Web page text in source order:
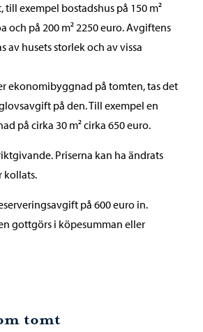
exempel bostadshus på 150 m²
och på 200 m² 2250 euro. Avgiftens
av husets storlek och av vissa
ekonomibyggnad på tomten, tas det
på den. Till exempel en
på cirka 30 m² cirka 650 euro.
Priserna kan ha ändrats
kollats.
på 600 euro in.
gottgörs i köpesumman eller
tomt